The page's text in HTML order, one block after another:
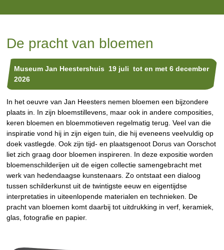
De pracht van bloemen
Museum Jan Heestershuis 19 juli tot en met 6 december
2026
In het oeuvre van Jan Heesters nemen bloemen een bijzondere
plaats in. In zijn bloemstillevens, maar ook in andere composities,
keren bloemen en bloemmotieven regelmatig terug. Veel van die
inspiratie vond hij in zijn eigen tuin, die hij eveneens veelvuldig op
doek vastlegde. Ook zijn tijd- en plaatsgenoot Dorus van Oorschot
liet zich graag door bloemen inspireren. In deze expositie worden
bloemenschilderijen uit de eigen collectie samengebracht met
werk van hedendaagse kunstenaars. Zo ontstaat een dialoog
tussen schilderkunst uit de twintigste eeuw en eigentijdse
interpretaties in uiteenlopende materialen en technieken. De
pracht van bloemen komt daarbij tot uitdrukking in verf, keramiek,
glas, fotografie en papier.